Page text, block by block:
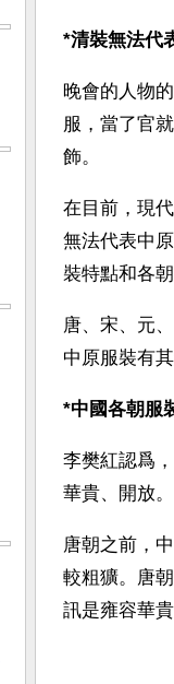
*清裝無法代
晚會的人物
服，當了官
飾。
在目前，現
無法代表中
裝特點和各
唐、宋、元
中原服裝有
*中國各朝服
李樊紅認爲
華貴、開放。
唐朝之前，
較粗獷。唐
訊是雍容華貴